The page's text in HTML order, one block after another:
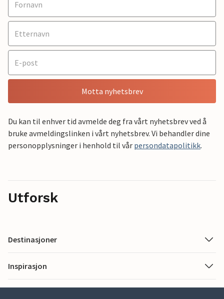
Motta nyhetsbrev
Du kan til enhver tid avmelde deg fra vårt nyhetsbrev ved å
bruke avmeldingslinken i vårt nyhetsbrev. Vi behandler dine
personopplysninger i henhold til vår persondatapolitikk.
Utforsk
Destinasjoner
Inspirasjon